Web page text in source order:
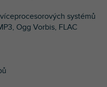
systémů
Ogg Vorbis, FLAC